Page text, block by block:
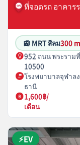
ที่จอดรถ อาคา
🚉 MRT สีลม300 m
952 ถนน พระราม
10500
โรงพยาบาลจุฬาล
ธานี
1,600฿/
เดือน
⚡EV